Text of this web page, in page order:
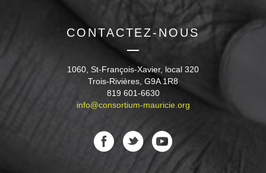
CONTACTEZ-NOUS
1060, St-François-Xavier, local 320
Trois-Rivières, G9A 1R8
819 601-6630
info@consortium-mauricie.org